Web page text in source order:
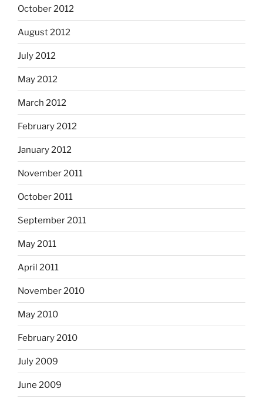
October 2012
August 2012
July 2012
May 2012
March 2012
February 2012
January 2012
November 2011
October 2011
September 2011
May 2011
April 2011
November 2010
May 2010
February 2010
July 2009
June 2009